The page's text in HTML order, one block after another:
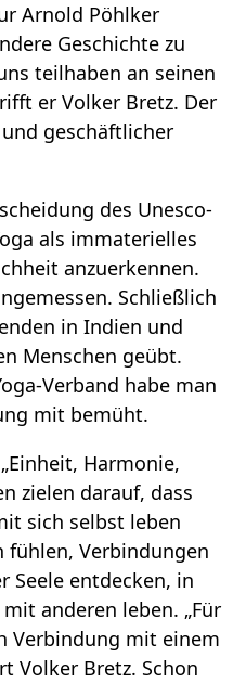
Arnold Pöhlker
Geschichte zu
teilhaben an seinen
er Volker Bretz. Der
geschäftlicher
des Unesco-
als immaterielles
anzuerkennen.
Schließlich
in Indien und
Menschen geübt.
Verband habe man
mit bemüht.
Harmonie,
zielen darauf, dass
sich selbst leben
fühlen, Verbindungen
Seele entdecken, in
anderen leben. „Für
Verbindung mit einem
Volker Bretz. Schon